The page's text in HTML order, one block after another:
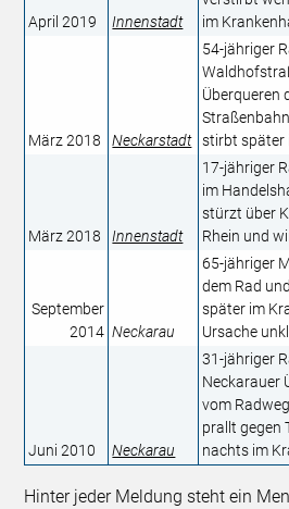
April 2019 Innenstadt
im
März 2018 Neckarstadt
54-jähriger
Überqueren
stirbt später
März 2018 Innenstadt
17-jähriger
im
stürzt über
Rhein und
September
2014 Neckarau
65-jähriger
dem Rad
später im
Ursache
Juni 2010 Neckarau
31-jähriger
Neckarauer
vom
prallt gegen
nachts im
Hinter jeder Meldung steht ein